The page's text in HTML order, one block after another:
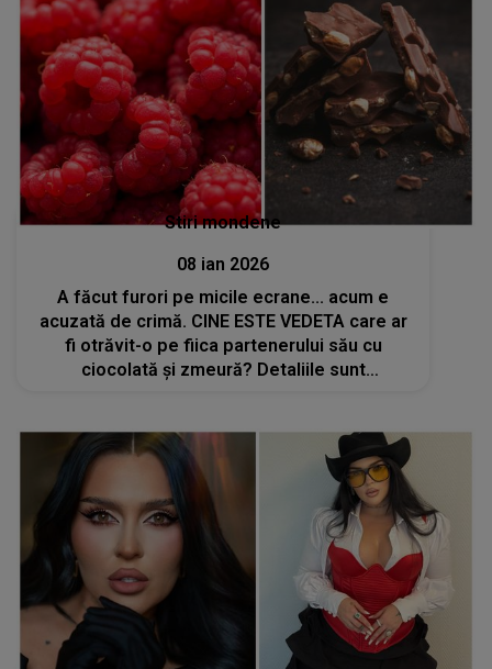
Stiri mondene
08 ian 2026
A făcut furori pe micile ecrane... acum e
acuzată de crimă. CINE ESTE VEDETA care ar
fi otrăvit-o pe fiica partenerului său cu
ciocolată și zmeură? Detaliile sunt